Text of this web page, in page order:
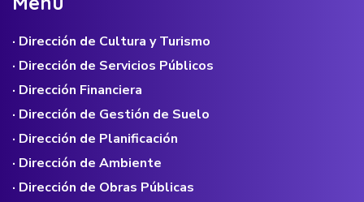
· Dirección de Cultura y Turismo
· Dirección de Servicios Públicos
· Dirección Financiera
· Dirección de Gestión de Suelo
· Dirección de Planificación
· Dirección de Ambiente
· Dirección de Obras Públicas